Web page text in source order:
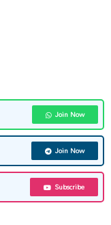
Join Now
Join Now
Subscribe